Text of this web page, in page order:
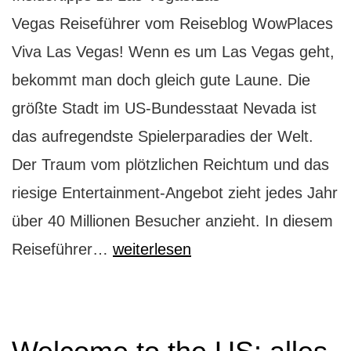
Vegas Reiseführer vom Reiseblog WowPlaces
Viva Las Vegas! Wenn es um Las Vegas geht,
bekommt man doch gleich gute Laune. Die
größte Stadt im US-Bundesstaat Nevada ist
das aufregendste Spielerparadies der Welt.
Der Traum vom plötzlichen Reichtum und das
riesige Entertainment-Angebot zieht jedes Jahr
über 40 Millionen Besucher anzieht. In diesem
Reiseführer… Viva
weiterlesen